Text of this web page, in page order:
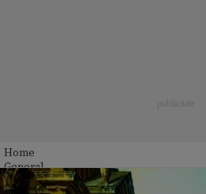
Home
General